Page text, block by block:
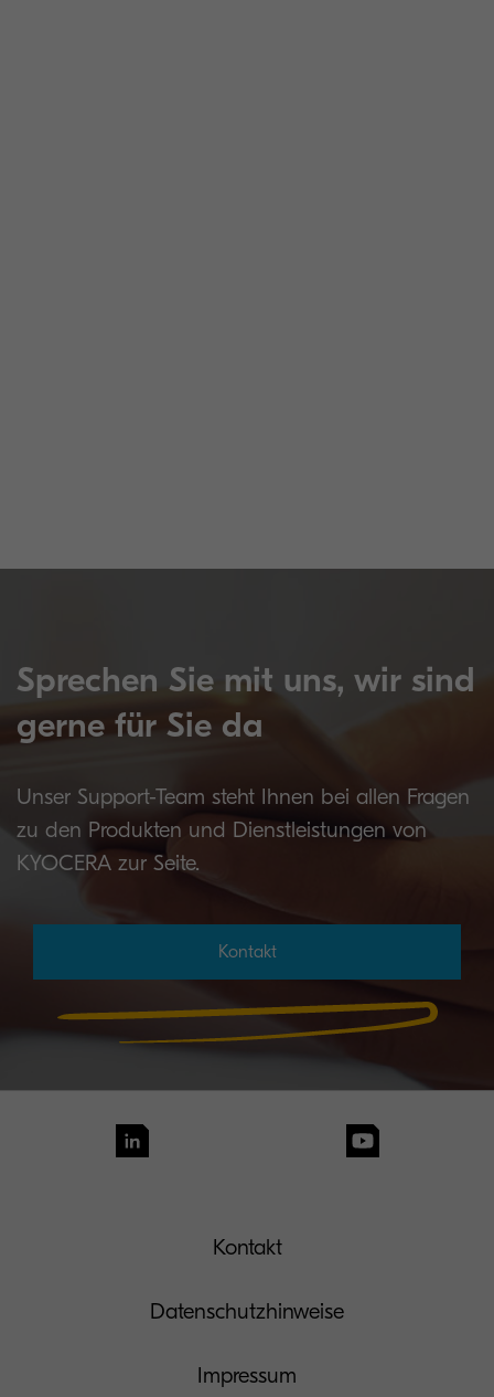
Sprechen Sie mit uns, wir sind
gerne für Sie da
Unser Support-Team steht Ihnen bei allen Fragen
zu den Produkten und Dienstleistungen von
KYOCERA zur Seite.
Kontakt
Kontakt
Datenschutzhinweise
Impressum